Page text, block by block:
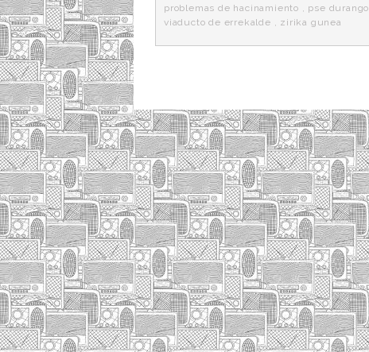
problemas de hacinamiento
pse durango
viaducto de errekalde
zirika gunea